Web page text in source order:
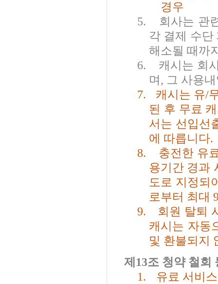
경우
5.
회사는 관
각 결제 수단
해소될 때까
6.
캐시는 회
며 , 그 사용
7.
캐시는 유/
된 후 무료
서는 선입선
에 따릅니다.
8.
충전한 유
용기간 경과
도로 지정되
로부터 최대
9.
회원 탈퇴
캐시는 자동
및 환불되지
제 13조 청약 철회
1.
유료 서비